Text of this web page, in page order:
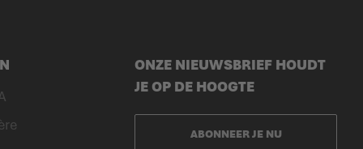
ONZE NIEUWSBRIEF HOUDT
JE OP DE HOOGTE
ABONNEER JE NU